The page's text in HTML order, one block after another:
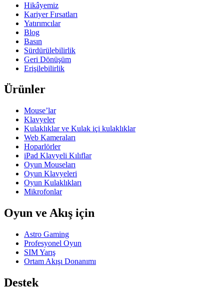
Hikâyemiz
Kariyer Fırsatları
Yatırımcılar
Blog
Basın
Sürdürülebilirlik
Geri Dönüşüm
Erişilebilirlik
Ürünler
Mouse’lar
Klavyeler
Kulaklıklar ve Kulak içi kulaklıklar
Web Kameraları
Hoparlörler
iPad Klavyeli Kılıflar
Oyun Mouseları
Oyun Klavyeleri
Oyun Kulaklıkları
Mikrofonlar
Oyun ve Akış için
Astro Gaming
Profesyonel Oyun
SIM Yarış
Ortam Akışı Donanımı
Destek